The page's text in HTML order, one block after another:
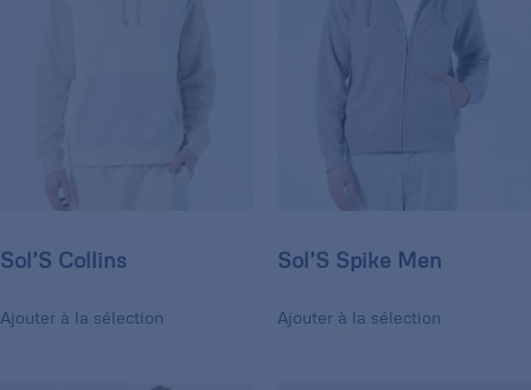
Sol’S Collins
Ajouter à la sélection
Sol’S Spike Men
Ajouter à la sélection